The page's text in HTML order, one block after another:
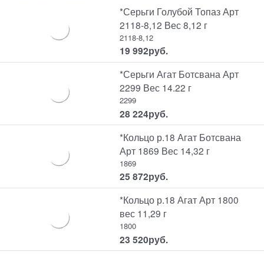
*Серьги Голубой Топаз Арт
2118-8,12 Вес 8,12 г
2118-8,12
19 992руб.
*Серьги Агат Ботсвана Арт
2299 Вес 14.22 г
2299
28 224руб.
*Кольцо р.18 Агат Ботсвана
Арт 1869 Вес 14,32 г
1869
25 872руб.
*Кольцо р.18 Агат Арт 1800
вес 11,29 г
1800
23 520руб.